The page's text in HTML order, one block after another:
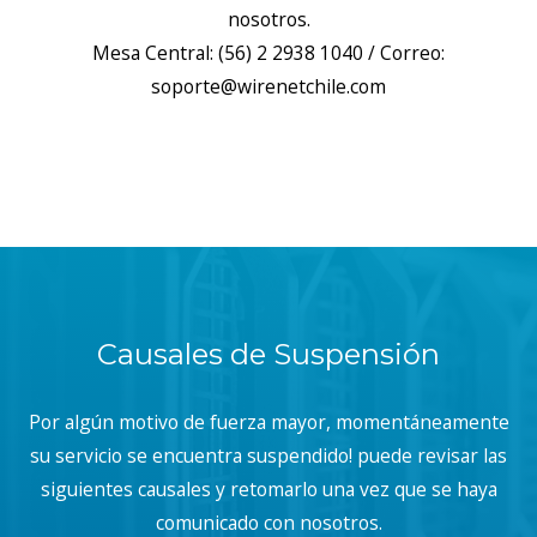
nosotros.
Mesa Central: (56) 2 2938 1040 / Correo:
soporte@wirenetchile.com
Causales de Suspensión
Por algún motivo de fuerza mayor, momentáneamente
su servicio se encuentra suspendido! puede revisar las
siguientes causales y retomarlo una vez que se haya
comunicado con nosotros.